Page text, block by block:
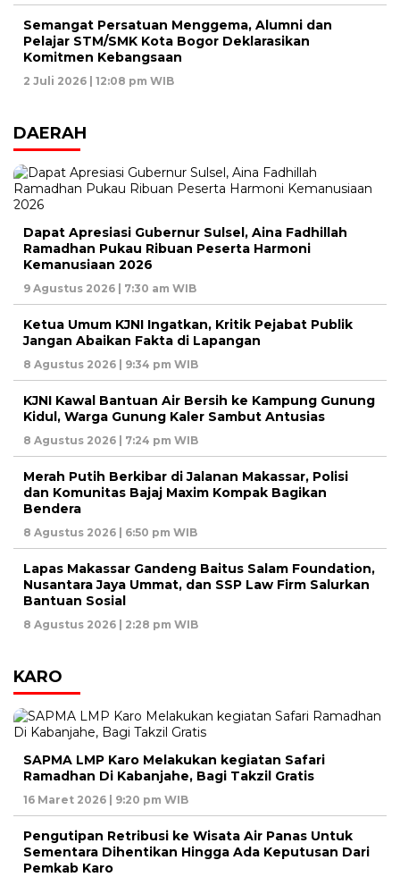
Semangat Persatuan Menggema, Alumni dan
Pelajar STM/SMK Kota Bogor Deklarasikan
Komitmen Kebangsaan
2 Juli 2026 | 12:08 pm WIB
DAERAH
Dapat Apresiasi Gubernur Sulsel, Aina Fadhillah
Ramadhan Pukau Ribuan Peserta Harmoni
Kemanusiaan 2026
9 Agustus 2026 | 7:30 am WIB
Ketua Umum KJNI Ingatkan, Kritik Pejabat Publik
Jangan Abaikan Fakta di Lapangan
8 Agustus 2026 | 9:34 pm WIB
KJNI Kawal Bantuan Air Bersih ke Kampung Gunung
Kidul, Warga Gunung Kaler Sambut Antusias
8 Agustus 2026 | 7:24 pm WIB
Merah Putih Berkibar di Jalanan Makassar, Polisi
dan Komunitas Bajaj Maxim Kompak Bagikan
Bendera
8 Agustus 2026 | 6:50 pm WIB
Lapas Makassar Gandeng Baitus Salam Foundation,
Nusantara Jaya Ummat, dan SSP Law Firm Salurkan
Bantuan Sosial
8 Agustus 2026 | 2:28 pm WIB
KARO
SAPMA LMP Karo Melakukan kegiatan Safari
Ramadhan Di Kabanjahe, Bagi Takzil Gratis
16 Maret 2026 | 9:20 pm WIB
Pengutipan Retribusi ke Wisata Air Panas Untuk
Sementara Dihentikan Hingga Ada Keputusan Dari
Pemkab Karo